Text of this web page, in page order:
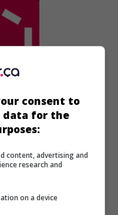
mes écrans
pour mourir
avec Jeffrey Hunter
par des bandits dans
consent to
data for the
content, advertising and
research and
on a device